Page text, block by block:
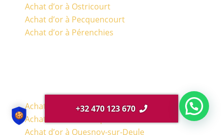
Achat d’or à Ostricourt
Achat d’or à Pecquencourt
Achat d’or à Pérenchies
Achat d’or à Petite-Forêt
Achat d’or à Phalempin
Achat d’or à Quesnoy-sur-Deule
+32 470 123 670